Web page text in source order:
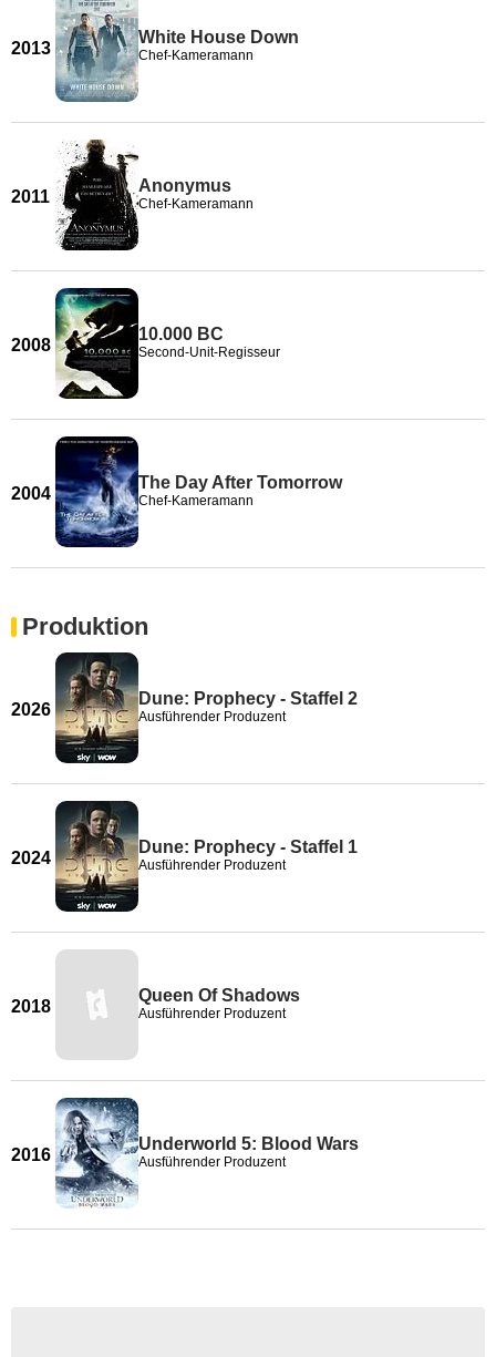
2013
White House Down
Chef-Kameramann
2011
Anonymus
Chef-Kameramann
2008
10.000 BC
Second-Unit-Regisseur
2004
The Day After Tomorrow
Chef-Kameramann
Produktion
2026
Dune: Prophecy - Staffel 2
Ausführender Produzent
2024
Dune: Prophecy - Staffel 1
Ausführender Produzent
2018
Queen Of Shadows
Ausführender Produzent
2016
Underworld 5: Blood Wars
Ausführender Produzent